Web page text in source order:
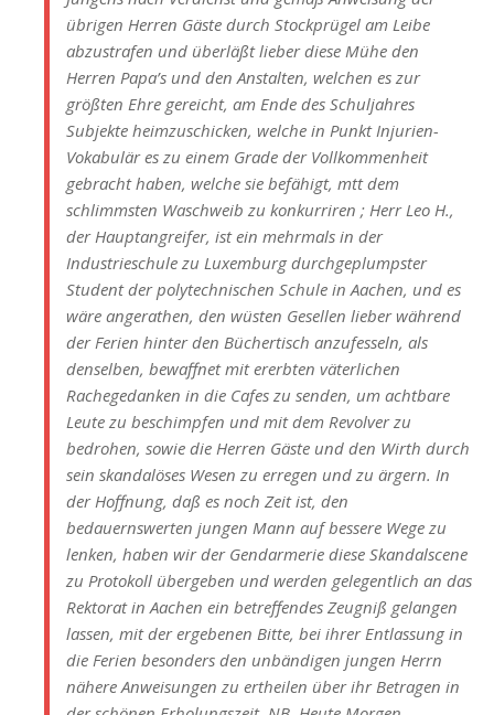
übrigen Herren Gäste durch Stockprügel am Leibe
abzustrafen und überläßt lieber diese Mühe den
Herren Papa’s und den Anstalten, welchen es zur
größten Ehre gereicht, am Ende des Schuljahres
Subjekte heimzuschicken, welche in Punkt Injurien-
Vokabulär es zu einem Grade der Vollkommenheit
gebracht haben, welche sie befähigt, mtt dem
schlimmsten Waschweib zu konkurriren ; Herr Leo H.,
der Hauptangreifer, ist ein mehrmals in der
Industrieschule zu Luxemburg durchgeplumpster
Student der polytechnischen Schule in Aachen, und es
wäre angerathen, den wüsten Gesellen lieber während
der Ferien hinter den Büchertisch anzufesseln, als
denselben, bewaffnet mit ererbten väterlichen
Rachegedanken in die Cafes zu senden, um achtbare
Leute zu beschimpfen und mit dem Revolver zu
bedrohen, sowie die Herren Gäste und den Wirth durch
sein skandalöses Wesen zu erregen und zu ärgern. In
der Hoffnung, daß es noch Zeit ist, den
bedauernswerten jungen Mann auf bessere Wege zu
lenken, haben wir der Gendarmerie diese Skandalscene
zu Protokoll übergeben und werden gelegentlich an das
Rektorat in Aachen ein betreffendes Zeugniß gelangen
lassen, mit der ergebenen Bitte, bei ihrer Entlassung in
die Ferien besonders den unbändigen jungen Herrn
nähere Anweisungen zu ertheilen über ihr Betragen in